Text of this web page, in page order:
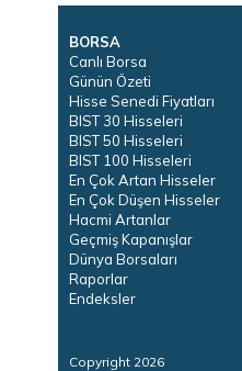
BORSA
Canlı Borsa
Günün Özeti
Hisse Senedi Fiyatları
BIST 30 Hisseleri
BIST 50 Hisseleri
BIST 100 Hisseleri
En Çok Artan Hisseler
En Çok Düşen Hisseler
Hacmi Artanlar
Geçmiş Kapanışlar
Dünya Borsaları
Raporlar
Endeksler
Copyright 2026